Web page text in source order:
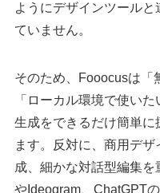
ようにデザインツール
ていません。
そのため、Fooocusは「
「ローカル環境で使い
生成をできるだけ簡単
ます。反対に、商用デ
成、細かな対話型編集
やIdeogram、ChatGPT